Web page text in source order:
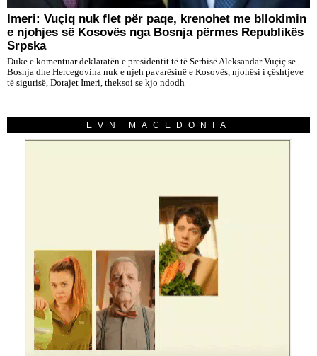
​Imeri: Vuçiq nuk flet për paqe, krenohet me bllokimin
e njohjes së Kosovës nga Bosnja përmes Republikës
Srpska
Duke e komentuar deklaratën e presidentit të të Serbisë Aleksandar Vuçiç se
Bosnja dhe Hercegovina nuk e njeh pavarësinë e Kosovës, njohësi i çështjeve
të sigurisë, Dorajet Imeri, theksoi se kjo ndodh
EVN MACEDONIA